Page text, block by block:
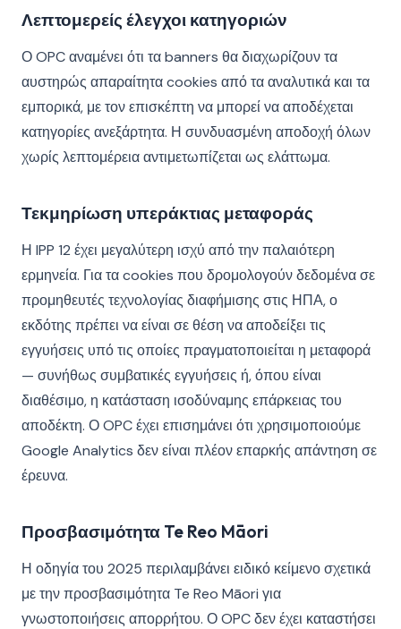
Λεπτομερείς έλεγχοι κατηγοριών
Ο OPC αναμένει ότι τα banners θα διαχωρίζουν τα
αυστηρώς απαραίτητα cookies από τα αναλυτικά και τα
εμπορικά, με τον επισκέπτη να μπορεί να αποδέχεται
κατηγορίες ανεξάρτητα. Η συνδυασμένη αποδοχή όλων
χωρίς λεπτομέρεια αντιμετωπίζεται ως ελάττωμα.
Τεκμηρίωση υπεράκτιας μεταφοράς
Η IPP 12 έχει μεγαλύτερη ισχύ από την παλαιότερη
ερμηνεία. Για τα cookies που δρομολογούν δεδομένα σε
προμηθευτές τεχνολογίας διαφήμισης στις ΗΠΑ, ο
εκδότης πρέπει να είναι σε θέση να αποδείξει τις
εγγυήσεις υπό τις οποίες πραγματοποιείται η μεταφορά
— συνήθως συμβατικές εγγυήσεις ή, όπου είναι
διαθέσιμο, η κατάσταση ισοδύναμης επάρκειας του
αποδέκτη. Ο OPC έχει επισημάνει ότι χρησιμοποιούμε
Google Analytics δεν είναι πλέον επαρκής απάντηση σε
έρευνα.
Προσβασιμότητα Te Reo Māori
Η οδηγία του 2025 περιλαμβάνει ειδικό κείμενο σχετικά
με την προσβασιμότητα Te Reo Māori για
γνωστοποιήσεις απορρήτου. Ο OPC δεν έχει καταστήσει